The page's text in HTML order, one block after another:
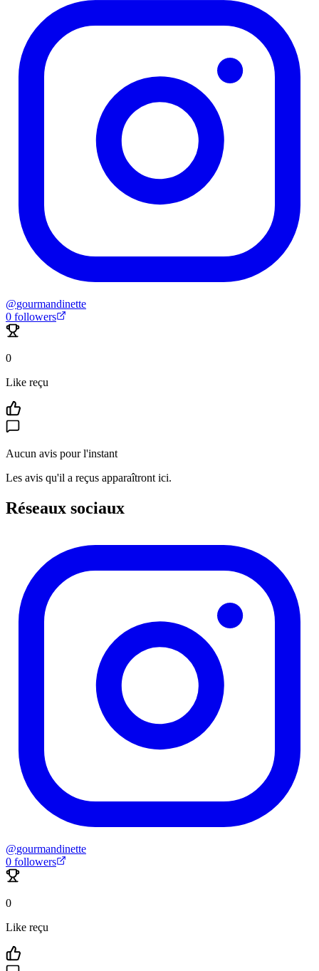
@gourmandinette
0 followers
0
Like reçu
Aucun avis pour l'instant
Les avis qu'il a reçus apparaîtront ici.
Réseaux sociaux
@gourmandinette
0 followers
0
Like reçu